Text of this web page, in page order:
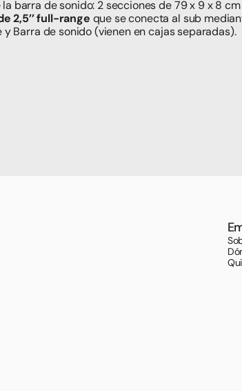
2,5’’ full-range que se conecta al sub
y Barra de sonido (vienen en cajas separadas).